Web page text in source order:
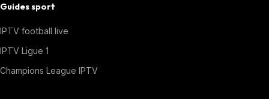
Guides sport
IPTV football live
IPTV Ligue 1
Champions League IPTV